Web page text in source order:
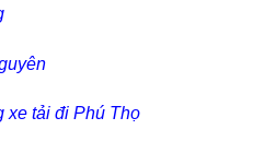
xe tải đi Phú Thọ